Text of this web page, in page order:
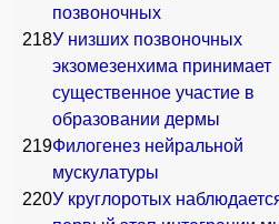
позвоночных
218У низших позвоночных
экзомезенхима принимает
существенное участие в
образовании дермы
219Филогенез нейральной
мускулатуры
220У круглоротых